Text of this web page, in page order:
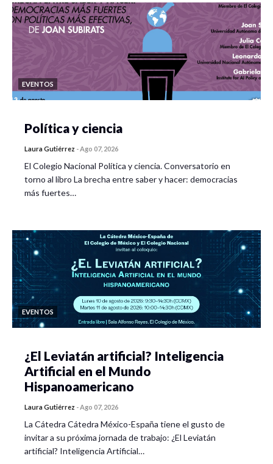
EVENTOS
Política y ciencia
Laura Gutiérrez -Ago 07, 2026
El Colegio Nacional Política y ciencia. Conversatorio en
torno al libro La brecha entre saber y hacer: democracias
más fuertes…
EVENTOS
¿El Leviatán artificial? Inteligencia
Artificial en el Mundo
Hispanoamericano
Laura Gutiérrez -Ago 07, 2026
La Cátedra Cátedra México-España tiene el gusto de
invitar a su próxima jornada de trabajo: ¿El Leviatán
artificial? Inteligencia Artificial…